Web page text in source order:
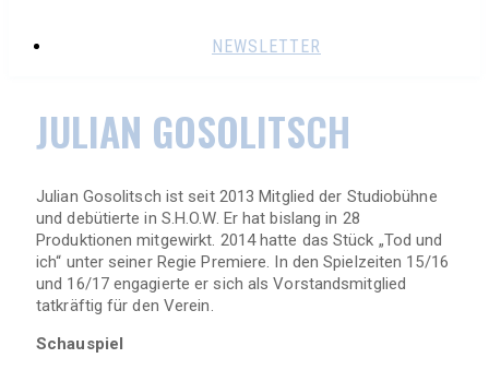
NEWSLETTER
JULIAN GOSOLITSCH
Julian Gosolitsch ist seit 2013 Mitglied der Studiobühne
und debütierte in S.H.O.W. Er hat bislang in 28
Produktionen mitgewirkt. 2014 hatte das Stück „Tod und
ich“ unter seiner Regie Premiere. In den Spielzeiten 15/16
und 16/17 engagierte er sich als Vorstandsmitglied
tatkräftig für den Verein.
Schauspiel